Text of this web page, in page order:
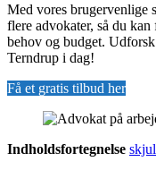
Med vores brugervenlige
flere advokater, så du
behov og budget.
Terndrup i dag!
Få et gratis tilbud her
Indholdsfortegnelse skjul